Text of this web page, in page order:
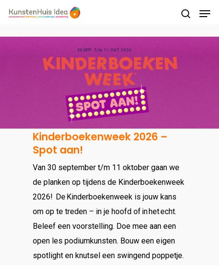
Druk op Enter om te starten met zoeken of
druk op ESC om te sluiten
Kinderboekenweek 2026 –
Spot aan!
Van 30 september t/m 11 oktober gaan we
de planken op tijdens de Kinderboekenweek
2026! De Kinderboekenweek is jouw kans
om op te treden – in je hoofd of in het echt.
Beleef een voorstelling. Doe mee aan een
open les podiumkunsten. Bouw een eigen
spotlight en knutsel een swingend poppetje.